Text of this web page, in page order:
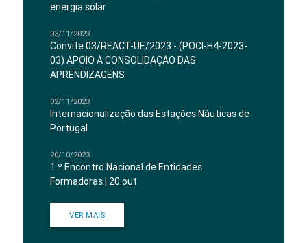
energia solar
03/11/2023
Convite 03/REACT-UE/2023 - (POCI-H4-2023-
03) APOIO À CONSOLIDAÇÃO DAS
APRENDIZAGENS
02/11/2023
Internacionalização das Estações Náuticas de
Portugal
20/10/2023
1.º Encontro Nacional de Entidades
Formadoras | 20 out
VER MAIS